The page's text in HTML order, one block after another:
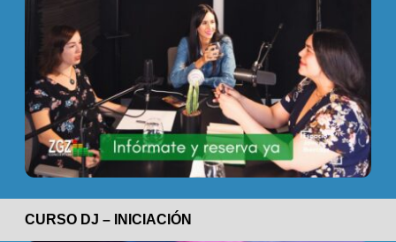
CURSO DJ – INICIACIÓN